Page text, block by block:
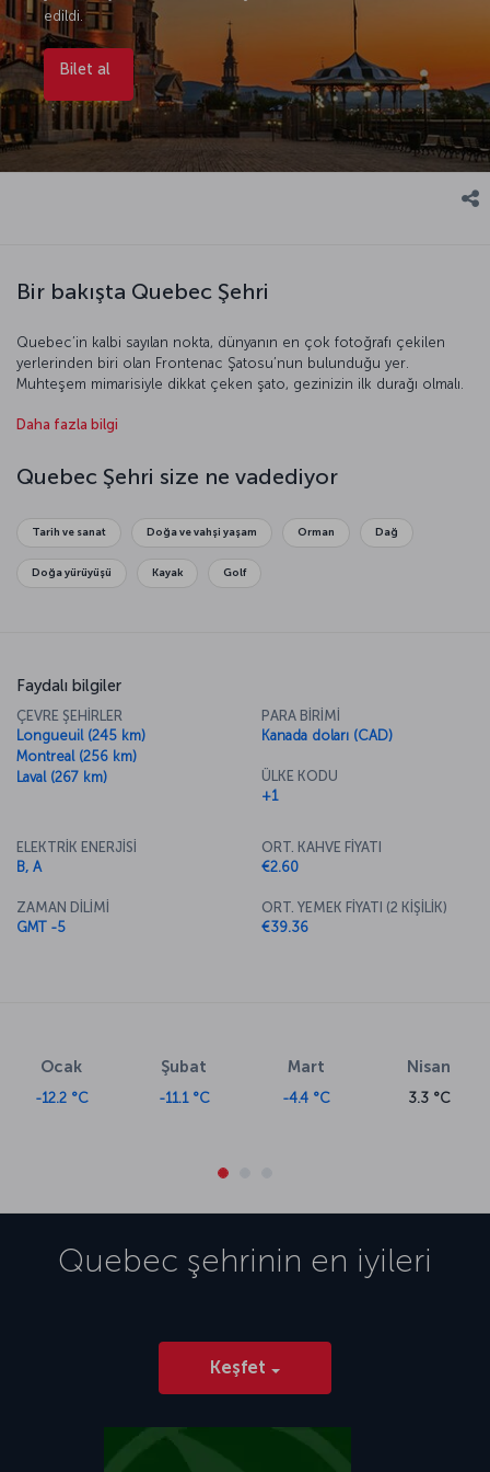
edildi.
Bilet al
Bir bakışta Quebec Şehri
Quebec’in kalbi sayılan nokta, dünyanın en çok fotoğrafı çekilen
yerlerinden biri olan Frontenac Şatosu’nun bulunduğu yer.
Muhteşem mimarisiyle dikkat çeken şato, gezinizin ilk durağı olmalı.
Notre-Dame Bazilikası’nı görebilirsiniz. Sanatseverler mutlaka Güzel
zengin seçenekleriyle alışveriş için en doğru adres. Niagara’dan
daha büyük bir şelalenin bulunduğu Monmorency Park’ı ve Orelans
Daha fazla bilgi
Quebec Şehri size ne vadediyor
Tarih ve sanat Doğa ve vahşi yaşam Orman Dağ
Doğa yürüyüşü Kayak Golf
Faydalı bilgiler
ÇEVRE ŞEHİRLER
Longueuil (245 km)
Montreal (256 km)
Laval (267 km)
PARA BİRİMİ
Kanada doları (CAD)
ÜLKE KODU
+1
ELEKTRİK ENERJİSİ
B, A
ZAMAN DİLİMİ
GMT -5
ORT. KAHVE FİYATI
€2.60
ORT. YEMEK FİYATI (2 KİŞİLİK)
€39.36
Ocak
-12.2 °C
Şubat
-11.1 °C
Mart
-4.4 °C
Nisan
3.3 °C
Quebec şehrinin en iyileri
Keşfet